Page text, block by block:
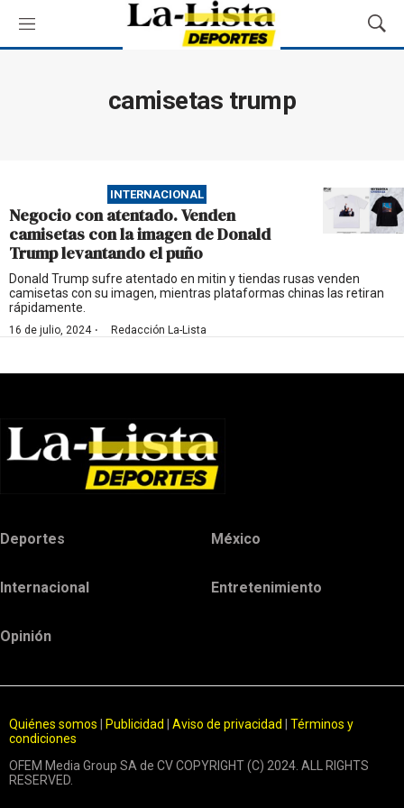
M
e
M
o
ú
s
q
u
a
camisetas trump
INTERNACIONAL
Negocio con atentado. Venden
camisetas con la imagen de Donald
Trump levantando el puño
Donald Trump sufre atentado en mitin y tiendas rusas venden
camisetas con su imagen, mientras plataformas chinas las retiran
rápidamente.
16 de julio, 2024· Redacción La-Lista
Deportes México
Internacional Entretenimiento
Opinión
Quiénes somos Publicidad Aviso de privacidad
Términos y
condiciones
OFEM Media Group SA de CV COPYRIGHT (C) 2024. ALL RIGHTS
RESERVED.